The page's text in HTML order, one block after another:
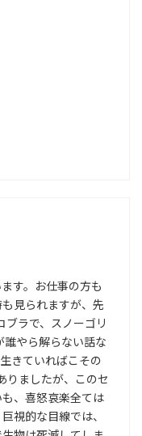
す。お仕事の方も
見られますが、先
ブラで、スノーゴリ
誰やら解らない話な
きていればこその
りましたが、このセ
、喜怒哀楽全ては
視的な目線では、